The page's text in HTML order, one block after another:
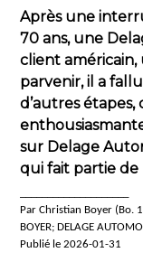
Après une
70 ans, une
client américain,
parvenir, il a
d’autres étapes,
sur Delage
qui fait partie de
Par Christian Boyer (Bo.
BOYER; DELAGE
Publié le 2026-01-31